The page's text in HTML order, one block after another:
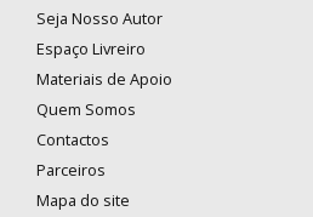
Seja Nosso Autor
Espaço Livreiro
Materiais de Apoio
Quem Somos
Contactos
Parceiros
Mapa do site